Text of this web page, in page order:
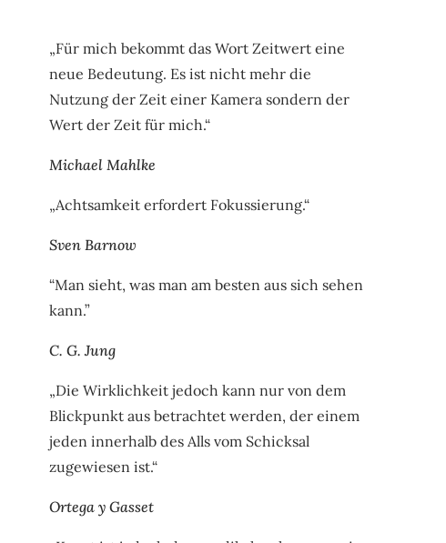
„Für mich bekommt das Wort Zeitwert eine
neue Bedeutung. Es ist nicht mehr die
Nutzung der Zeit einer Kamera sondern der
Wert der Zeit für mich.“
Michael Mahlke
„Achtsamkeit erfordert Fokussierung.“
Sven Barnow
“Man sieht, was man am besten aus sich sehen
kann.”
C. G. Jung
„Die Wirklichkeit jedoch kann nur von dem
Blickpunkt aus betrachtet werden, der einem
jeden innerhalb des Alls vom Schicksal
zugewiesen ist.“
Ortega y Gasset